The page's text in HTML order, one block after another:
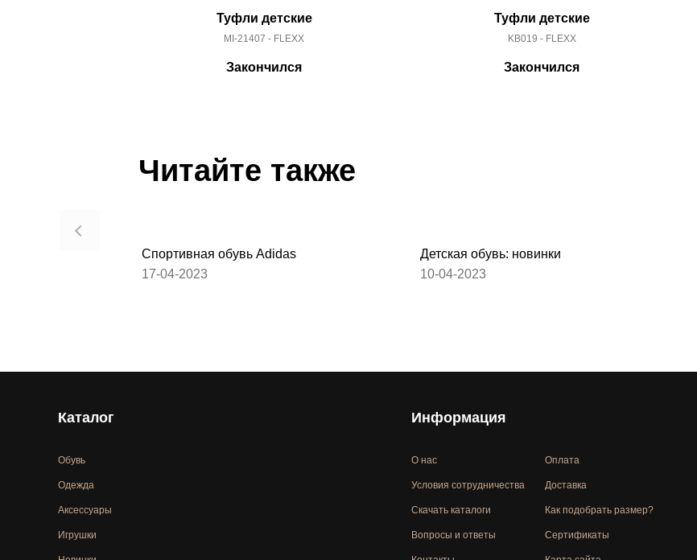
Туфли детские
MI-21407 - FLEXX
Закончился
Туфли детские
KB019 - FLEXX
Закончился
Читайте также
Спортивная обувь Adidas
17-04-2023
Детская обувь: новинки
10-04-2023
Каталог
Обувь
Одежда
Аксессуары
Игрушки
Информация
О нас
Условия сотрудничества
Скачать каталоги
Вопросы и ответы
Оплата
Доставка
Как подобрать размер?
Сертификаты